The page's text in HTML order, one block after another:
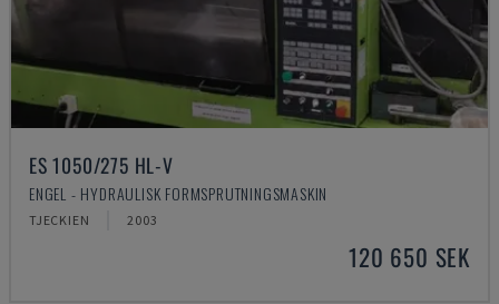
ES 1050/275 HL-V
ENGEL - HYDRAULISK FORMSPRUTNINGSMASKIN
TJECKIEN 2003
120 650 SEK